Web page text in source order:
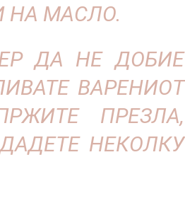
НА МАСЛО.
ДА НЕ ДОБИЕ
ВАРЕНИОТ
ПРЕЗЛА,
НЕКОЛКУ